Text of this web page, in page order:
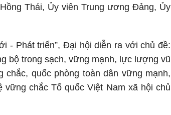
Thái, Ủy viên Trung ương Đảng, Ủy
- Phát triển”, Đại hội diễn ra với chủ đề:
bộ trong sạch, vững mạnh, lực lượng vũ
chắc, quốc phòng toàn dân vững mạnh,
chắc Tổ quốc Việt Nam xã hội chủ